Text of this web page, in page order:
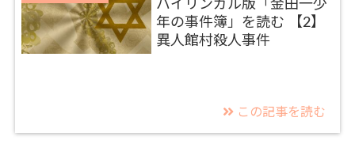
バイリンガル版「金田一少
年の事件簿」を読む 【2】
異人館村殺人事件
この記事を読む